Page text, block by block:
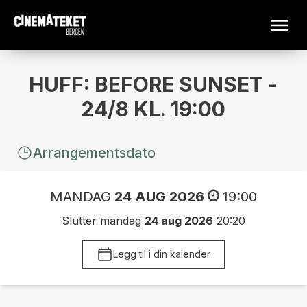
HUFF: BEFORE SUNSET -
24/8 KL. 19:00
Arrangementsdato
MANDAG 24 AUG 2026 19:00
Slutter mandag 24 aug 2026 20:20
Legg til i din kalender